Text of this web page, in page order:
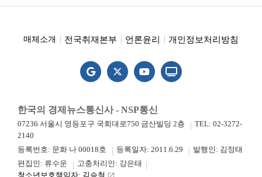
매체소개 전국취재본부 언론윤리 개인정보처리방침
한국의 경제뉴스통신사 - NSP통신
07236 서울시 영등포구 국회대로750 금산빌딩 2층
TEL: 02-3272-
2140
등록번호: 문화 나 00018호
등록일자: 2011.6.29
발행인: 김정태
편집인: 류수운
고충처리인: 강은태
청소년보호책임자: 김승철